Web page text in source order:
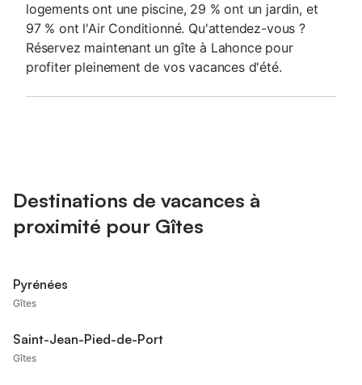
logements ont une piscine, 29 % ont un jardin, et
97 % ont l'Air Conditionné. Qu'attendez-vous ?
Réservez maintenant un gîte à Lahonce pour
profiter pleinement de vos vacances d'été.
Destinations de vacances à
proximité pour Gîtes
Pyrénées
Gîtes
Saint-Jean-Pied-de-Port
Gîtes